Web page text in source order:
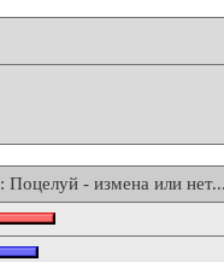
: Поцелуй - измена или